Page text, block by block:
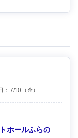
：7/10 （金）
ホールふらの